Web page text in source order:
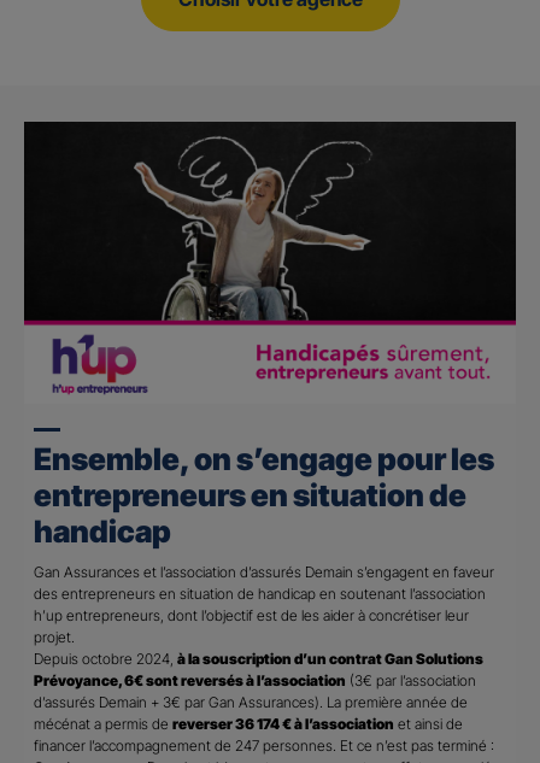
Ensemble, on s’engage pour les
entrepreneurs en situation de
handicap
Gan Assurances et l’association d’assurés Demain s’engagent en faveur
des entrepreneurs en situation de handicap en soutenant l’association
h’up entrepreneurs, dont l’objectif est de les aider à concrétiser leur
projet.
Depuis octobre 2024, à la souscription d’un contrat Gan Solutions
Prévoyance, 6€ sont reversés à l’association (3€ par l’association
d’assurés Demain + 3€ par Gan Assurances). La première année de
mécénat a permis de reverser 36 174 € à l’association et ainsi de
financer l’accompagnement de 247 personnes. Et ce n’est pas terminé :